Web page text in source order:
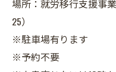
場所：就労移行支援事
25）
※駐車場有ります
※予約不要